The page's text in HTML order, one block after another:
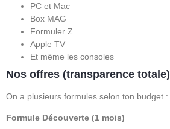
PC et Mac
Box MAG
Formuler Z
Apple TV
Et même les consoles
Nos offres (transparence totale)
On a plusieurs formules selon ton budget :
Formule Découverte (1 mois)